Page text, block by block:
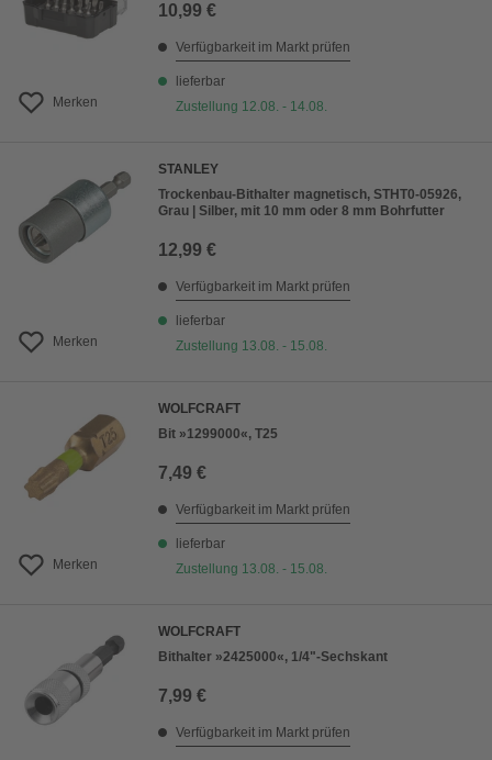
Merken
10,99 €
Verfügbarkeit im Markt prüfen
lieferbar
Zustellung 12.08. - 14.08.
Merken
STANLEY
Trockenbau-Bithalter magnetisch, STHT0-05926,
Grau | Silber, mit 10 mm oder 8 mm Bohrfutter
12,99 €
Verfügbarkeit im Markt prüfen
lieferbar
Zustellung 13.08. - 15.08.
Merken
WOLFCRAFT
Bit »1299000«, T25
7,49 €
Verfügbarkeit im Markt prüfen
lieferbar
Zustellung 13.08. - 15.08.
WOLFCRAFT
Bithalter »2425000«, 1/4"-Sechskant
7,99 €
Verfügbarkeit im Markt prüfen